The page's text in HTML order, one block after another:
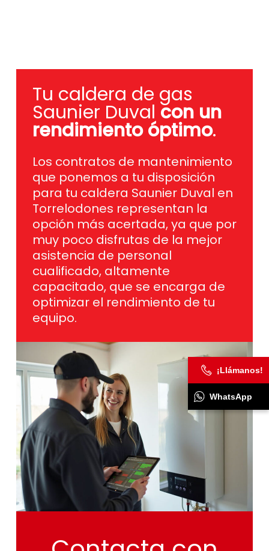
Tu caldera de gas
Saunier Duval con un
rendimiento óptimo.
Los contratos de mantenimiento
que ponemos a tu disposición
para tu caldera Saunier Duval en
Torrelodones representan la
opción más acertada, ya que por
muy poco disfrutas de la mejor
asistencia de personal
cualificado, altamente
capacitado, que se encarga de
optimizar el rendimiento de tu
equipo.
¡Llámanos!
WhatsApp